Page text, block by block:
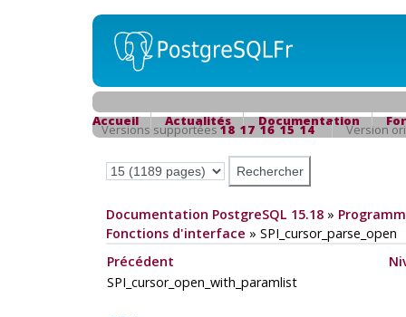
Accueil Actualités Documentation
Versions supportées18 17 16 15 14 Version
Documentation PostgreSQL 15.18»
Fonctions d'interface » SPI_cursor_parse_open
Précédent
SPI_cursor_open_with_paramlist